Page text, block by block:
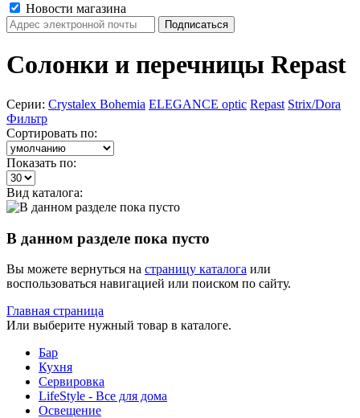
Новости магазина
Солонки и перечницы Repast
Серии: Crystalex Bohemia ELEGANCE optic Repast Strix/Dora
Фильтр
Сортировать по:
Показать по:
Вид каталога:
В данном разделе пока пусто
Вы можете вернуться на страницу каталога или
воспользоваться навигацией или поиском по сайту.
Главная страница
Или выберите нужный товар в каталоге.
Бар
Кухня
Сервировка
LifeStyle - Все для дома
Освещение